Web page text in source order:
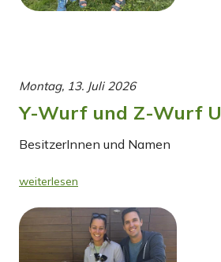
Montag, 13. Juli 2026
Y-Wurf und Z-Wurf
BesitzerInnen und Namen
weiterlesen